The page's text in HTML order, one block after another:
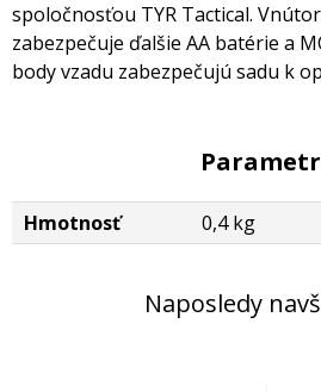
spoločnosťou TYR Tactical.
zabezpečuje ďalšie AA batérie a
body vzadu zabezpečujú sadu k
Hmotnosť 0,4 kg
Naposledy